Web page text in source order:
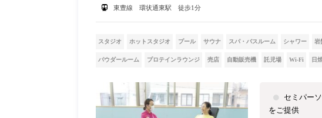
東豊線 環状通東駅 徒歩1分
スタジオ ホットスタジオ プール サウナ スパ・バスルーム シャワー 岩
パウダールーム プロテインラウンジ 売店 自動販売機 託児場 Wi-Fi 日
セミパー
をご提供